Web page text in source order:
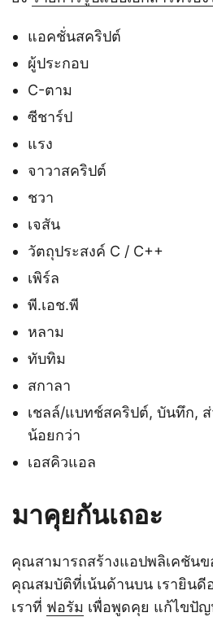
แอคชั่นสคริปต์
ผู้ประกอบ
C-ตาม
ซีชาร์ป
แรง
จาวาสคริปต์
ชวา
เจสัน
วัตถุประสงค์ C / C++
เพิร์ล
พี.เอช.พี
หลาม
ทับทิม
สกาลา
เชลล์/แบทช์สคริปต์, บันทึก,
น้อยกว่า
เอสคิวแอล
มาคุยกันเถอะ
คุณสามารถสร้างแอปพลิเคชัน
คุณสมบัติที่เน้นด้านบน เรายิน
เราที่ ฟอรัม เพื่อพูดคุย แก้ไขปั